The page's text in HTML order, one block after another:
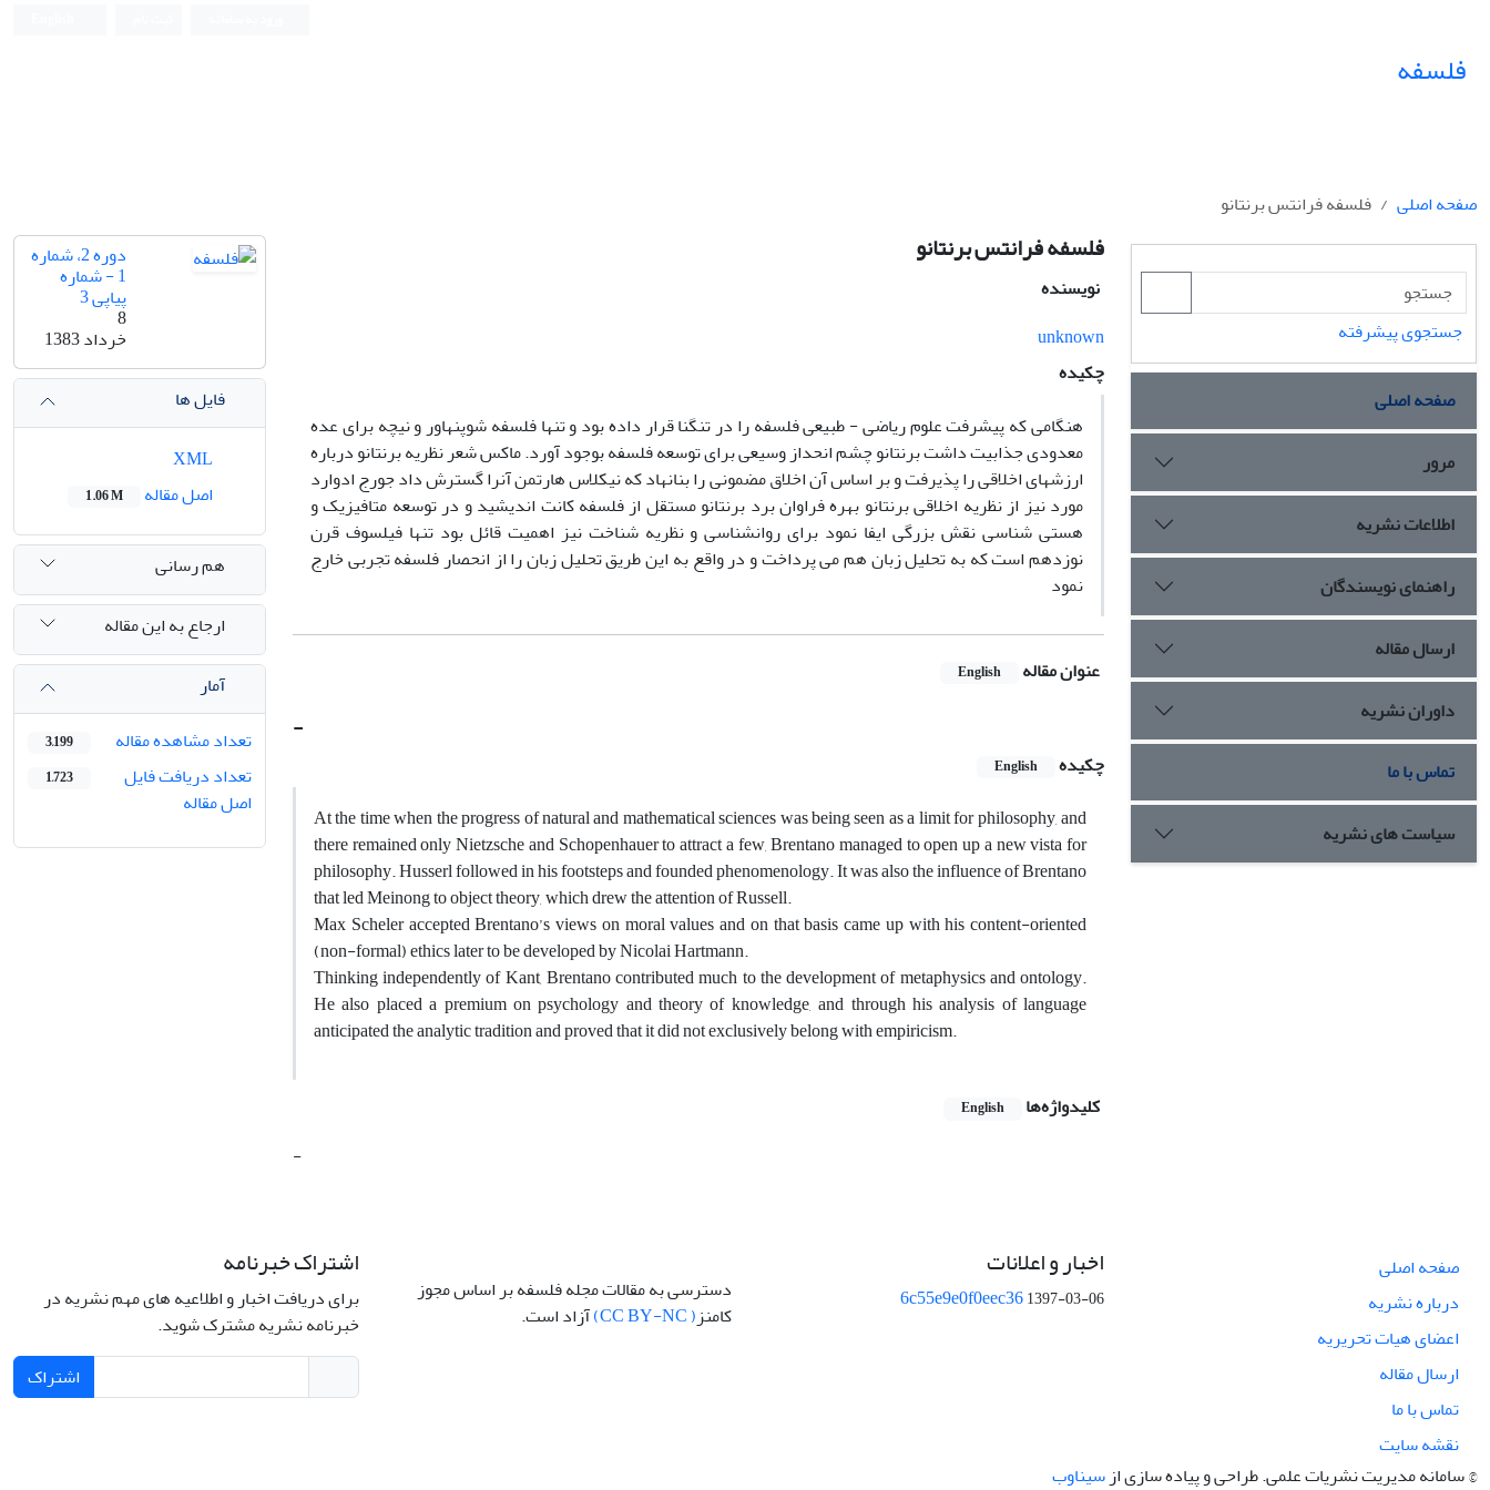
فلسفه
صفحه اصلی فلسفه فرانتس برنتانو
فلسفه فرانتس برنتانو
نویسنده
unknown
چکیده
هنگامی که پیشرفت علوم ریاضی - طبیعی فلسفه را در تنگنا قرار داده بود و تنها فلسفه شوپنهاور و نیچه برای عده
معدودی جذابیت داشت برنتانو چشم انحداز وسیعی برای توسعه فلسفه بوجود آورد. ماکس شعر نظریه برنتانو درباره
ارزشهای اخلاقی را پذیرفت و بر اساس آن اخلاق مضمونی را بنانهاد که نیکلاس هارتمن آنرا گسترش داد جورج ادوارد
مورد نیز از نظریه اخلاقی برنتانو بهره فراوان برد برنتانو مستقل از فلسفه کانت اندیشید و در توسعه متافیزیک و
هستی شناسی نقش بزرگی ایفا نمود برای روانشناسی و نظریه شناخت نیز اهمیت قائل بود تنها فیلسوف قرن
نوزدهم است که به تحلیل زبان هم می پرداخت و در واقع به این طریق تحلیل زبان را از انحصار فلسفه تجربی خارج
نمود
عنوان مقاله English
-
چکیده English
At the time when the progress of natural and mathematical sciences was being seen as a limit for philosophy, and
there remained only Nietzsche and Schopenhauer to attract a few, Brentano managed to open up a new vista for
philosophy. Husserl followed in his footsteps and founded phenomenology. It was also the influence of Brentano
that led Meinong to object theory, which drew the attention of Russell.
Max Scheler accepted Brentano’s views on moral values and on that basis came up with his content-oriented
(non-formal) ethics later to be developed by Nicolai Hartmann.
Thinking independently of Kant, Brentano contributed much to the development of metaphysics and ontology.
He also placed a premium on psychology and theory of knowledge, and through his analysis of language
anticipated the analytic tradition and proved that it did not exclusively belong with empiricism.
کلیدواژه‌ها English
-
دوره 2، شماره
1 - شماره
پیاپی 3
8
خرداد 1383
فایل ها
اصل مقاله
1.06 M
هم رسانی
ارجاع به این مقاله
آمار
تعداد مشاهده مقاله
3,199
تعداد دریافت فایل
اصل مقاله
1,723
جستجوی پیشرفته
صفحه اصلی
مرور
اطلاعات نشریه
راهنمای نویسندگان
ارسال مقاله
داوران نشریه
تماس با ما
سیاست های نشریه
صفحه اصلی
درباره نشریه
اعضای هیات تحریریه
ارسال مقاله
تماس با ما
نقشه سایت
اخبار و اعلانات
6c55e9e0f0eec361397-03-06
دسترسی به مقالات مجله فلسفه بر اساس مجوز
کامنز( CC BY-NC) آزاد است.
اشتراک خبرنامه
برای دریافت اخبار و اطلاعیه های مهم نشریه در
خبرنامه نشریه مشترک شوید.
اشتراک
© سامانه مدیریت نشریات علمی.طراحی و پیاده سازی از سیناوب